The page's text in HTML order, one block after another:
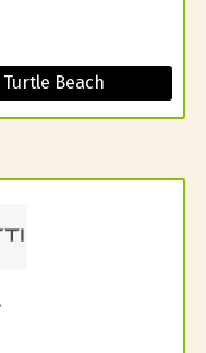
Beach